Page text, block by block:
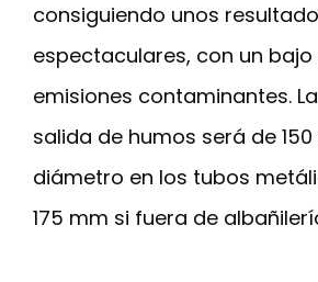
consiguiendo unos
espectaculares, con un bajo
emisiones contaminantes.
salida de humos será de
diámetro en los tubos
175 mm si fuera de